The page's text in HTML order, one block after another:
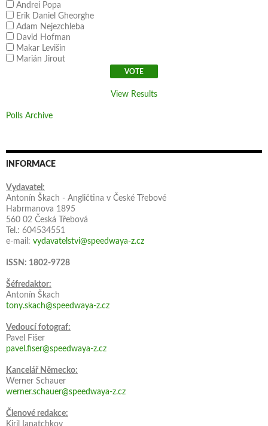
Andrei Popa
Erik Daniel Gheorghe
Adam Nejezchleba
David Hofman
Makar Levišin
Marián Jirout
View Results
Polls Archive
INFORMACE
Vydavatel:
Antonín Škach - Angličtina v České Třebové
Habrmanova 1895
560 02 Česká Třebová
Tel.: 604534551
e-mail: vydavatelstvi@speedwaya-z.cz
ISSN: 1802-9728
Šéfredaktor:
Antonín Škach
tony.skach@speedwaya-z.cz
Vedoucí fotograf:
Pavel Fišer
pavel.fiser@speedwaya-z.cz
Kancelář Německo:
Werner Schauer
werner.schauer@speedwaya-z.cz
Členové redakce:
Kiril Ianatchkov